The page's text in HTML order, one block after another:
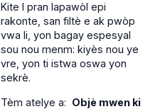
Kite l pran lapawòl epi
rakonte, san filtè e ak pwòp
vwa li, yon bagay espesyal
sou nou menm: kiyès nou ye
vre, yon ti istwa oswa yon
sekrè.
Tèm atelye a: Objè mwen ki